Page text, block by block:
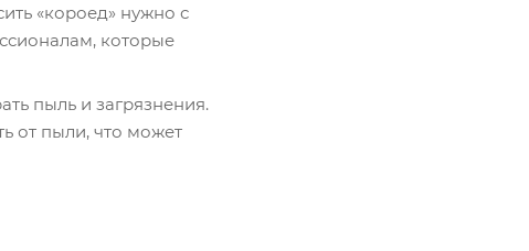
«короед» нужно с
которые
пыль и загрязнения.
от пыли, что может